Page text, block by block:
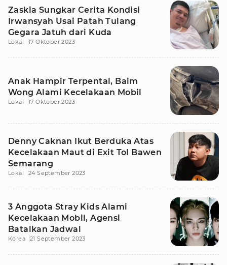
Zaskia Sungkar Cerita Kondisi
Irwansyah Usai Patah Tulang
Gegara Jatuh dari Kuda
Lokal 17 Oktober 2023
Anak Hampir Terpental, Baim
Wong Alami Kecelakaan Mobil
Lokal 17 Oktober 2023
Denny Caknan Ikut Berduka Atas
Kecelakaan Maut di Exit Tol Bawen
Semarang
Lokal 24 September 2023
3 Anggota Stray Kids Alami
Kecelakaan Mobil, Agensi
Batalkan Jadwal
Korea 21 September 2023